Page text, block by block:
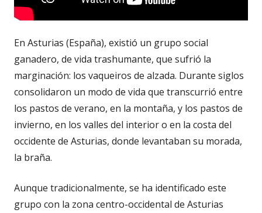
En Asturias (España), existió un grupo social
ganadero, de vida trashumante, que sufrió la
marginación: los vaqueiros de alzada. Durante siglos
consolidaron un modo de vida que transcurrió entre
los pastos de verano, en la montaña, y los pastos de
invierno, en los valles del interior o en la costa del
occidente de Asturias, donde levantaban su morada,
la braña.
Aunque tradicionalmente, se ha identificado este
grupo con la zona centro-occidental de Asturias